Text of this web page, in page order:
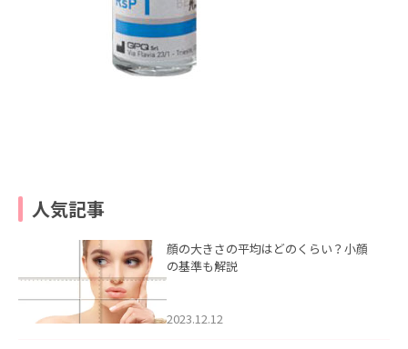
人気記事
顔の大きさの平均はどのくらい？小顔
の基準も解説
2023.12.12